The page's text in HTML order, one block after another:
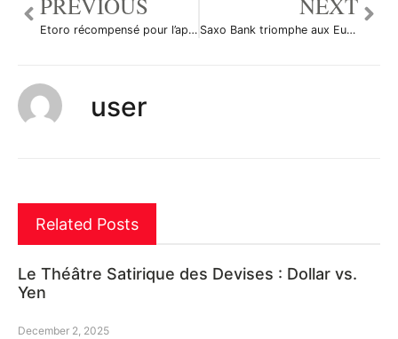
Etoro récompensé pour l’application CopyTrader Saxo Bank triomphe aux Euromoney FX awards 2011 !
user
Related Posts
Le Théâtre Satirique des Devises : Dollar vs.
Yen
December 2, 2025